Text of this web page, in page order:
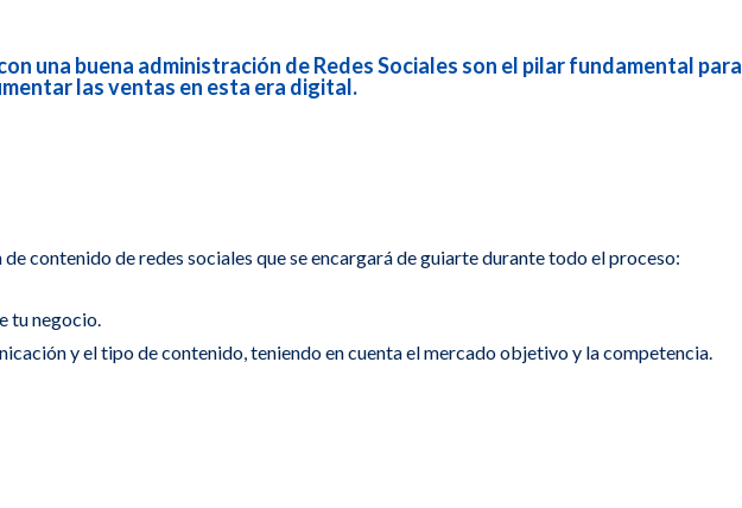
una buena administración de Redes Sociales son el pilar fundamental para
las ventas en esta era digital.
contenido de redes sociales que se encargará de guiarte durante todo el proceso:
tu negocio.
y el tipo de contenido, teniendo en cuenta el mercado objetivo y la competencia.